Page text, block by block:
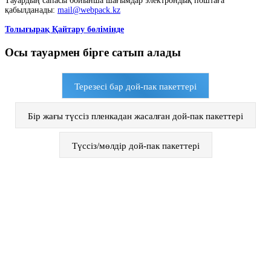
қабылданады: mail@webpack.kz
Толығырақ Қайтару бөлімінде
Осы тауармен бірге сатып алады
Терезесі бар дой-пак пакеттері
Бір жағы түссіз пленкадан жасалған дой-пак пакеттері
Түссіз/мөлдір дой-пак пакеттері